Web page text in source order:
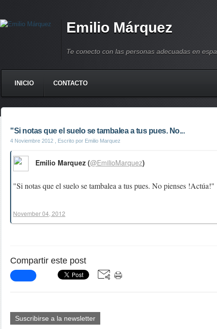
Emilio Márquez
Te conecto con las personas adecuadas en
INICIO CONTACTO
"Si notas que el suelo se tambalea a tus pues. No...
4 Noviembre 2012 , Escrito por Emilio Marquez
"Si notas que el suelo se tambalea a tus pues. No pienses !Actúa!"
Emilio Marquez (@EmilioMarquez)
November 04, 2012
Compartir este post
Suscribirse a la newsletter